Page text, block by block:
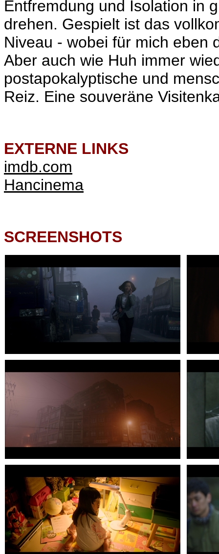
Entfremdung und Isolation in
drehen. Gespielt ist das
Niveau - wobei für mich eben
Aber auch wie Huh immer
postapokalyptische und
Reiz. Eine souveräne
EXTERNE LINKS
imdb.com
Hancinema
SCREENSHOTS